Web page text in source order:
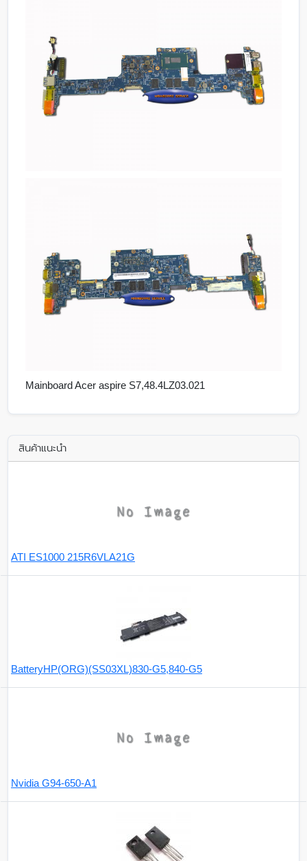
Mainboard Acer aspire S7,48.4LZ03.021
สินค้าแนะนำ
ATI ES1000 215R6VLA21G
BatteryHP(ORG)(SS03XL)830-G5,840-G5
Nvidia G94-650-A1